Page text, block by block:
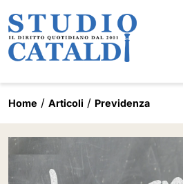
Home Articoli Previdenza